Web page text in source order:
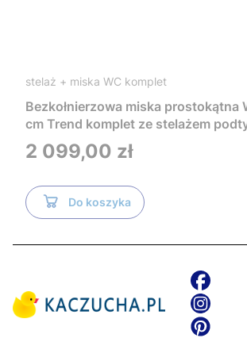
stelaż + miska WC komplet
Bezkołnierzowa miska prostokątna
cm Trend komplet ze stelażem
Tece i czarnym przyciskiem TeceNow
TR2216+Tece
Cena
2 099,00 zł
Do koszyka